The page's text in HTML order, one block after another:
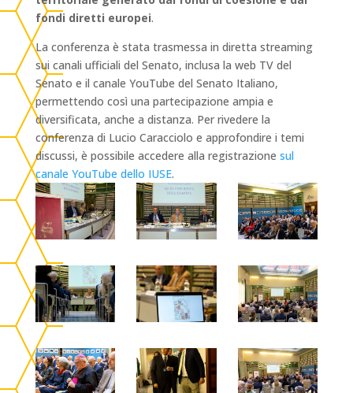
fondi diretti europei.
La conferenza è stata trasmessa in diretta streaming
sui canali ufficiali del Senato, inclusa la web TV del
Senato e il canale YouTube del Senato Italiano,
permettendo così una partecipazione ampia e
diversificata, anche a distanza. Per rivedere la
conferenza di Lucio Caracciolo e approfondire i temi
discussi, è possibile accedere alla registrazione sul
canale YouTube dello IUSE.